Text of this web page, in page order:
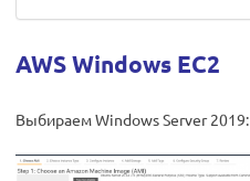
AWS Windows EC2
Выбираем Windows Server 2019: